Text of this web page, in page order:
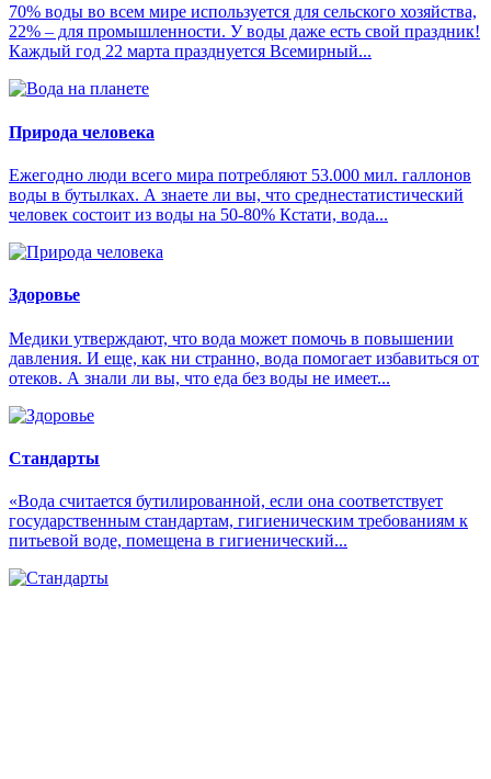
70% воды во всем мире используется для сельского хозяйства,
22% – для промышленности. У воды даже есть свой праздник!
Каждый год 22 марта празднуется Всемирный...
Природа человека
Ежегодно люди всего мира потребляют 53.000 мил. галлонов
воды в бутылках. А знаете ли вы, что среднестатистический
человек состоит из воды на 50-80% Кстати, вода...
Здоровье
Медики утверждают, что вода может помочь в повышении
давления. И еще, как ни странно, вода помогает избавиться от
отеков. А знали ли вы, что еда без воды не имеет...
Стандарты
«Вода считается бутилированной, если она соответствует
государственным стандартам, гигиеническим требованиям к
питьевой воде, помещена в гигиенический...